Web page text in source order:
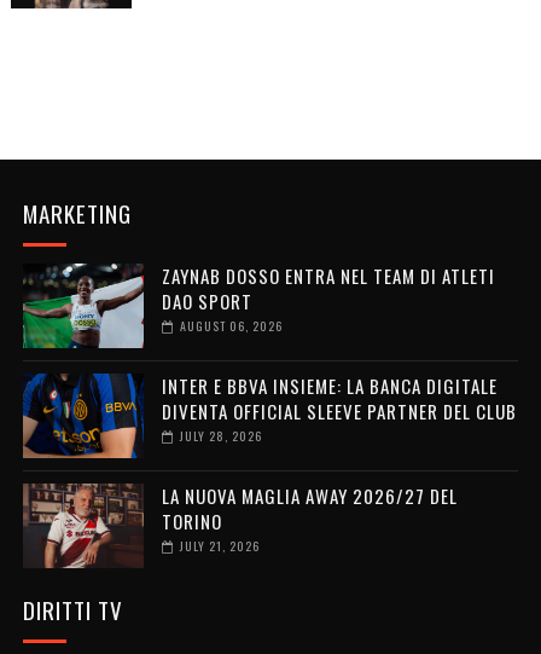
MARKETING
ZAYNAB DOSSO ENTRA NEL TEAM DI ATLETI
DAO SPORT
AUGUST 06, 2026
INTER E BBVA INSIEME: LA BANCA DIGITALE
DIVENTA OFFICIAL SLEEVE PARTNER DEL CLUB
JULY 28, 2026
LA NUOVA MAGLIA AWAY 2026/27 DEL
TORINO
JULY 21, 2026
DIRITTI TV